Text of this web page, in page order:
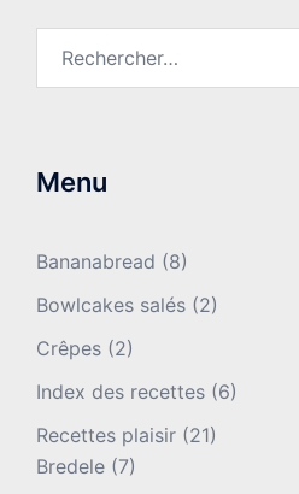
Menu
Bananabread (8)
Bowlcakes salés (2)
Crêpes (2)
Index des recettes (6)
Recettes plaisir (21)
Bredele (7)